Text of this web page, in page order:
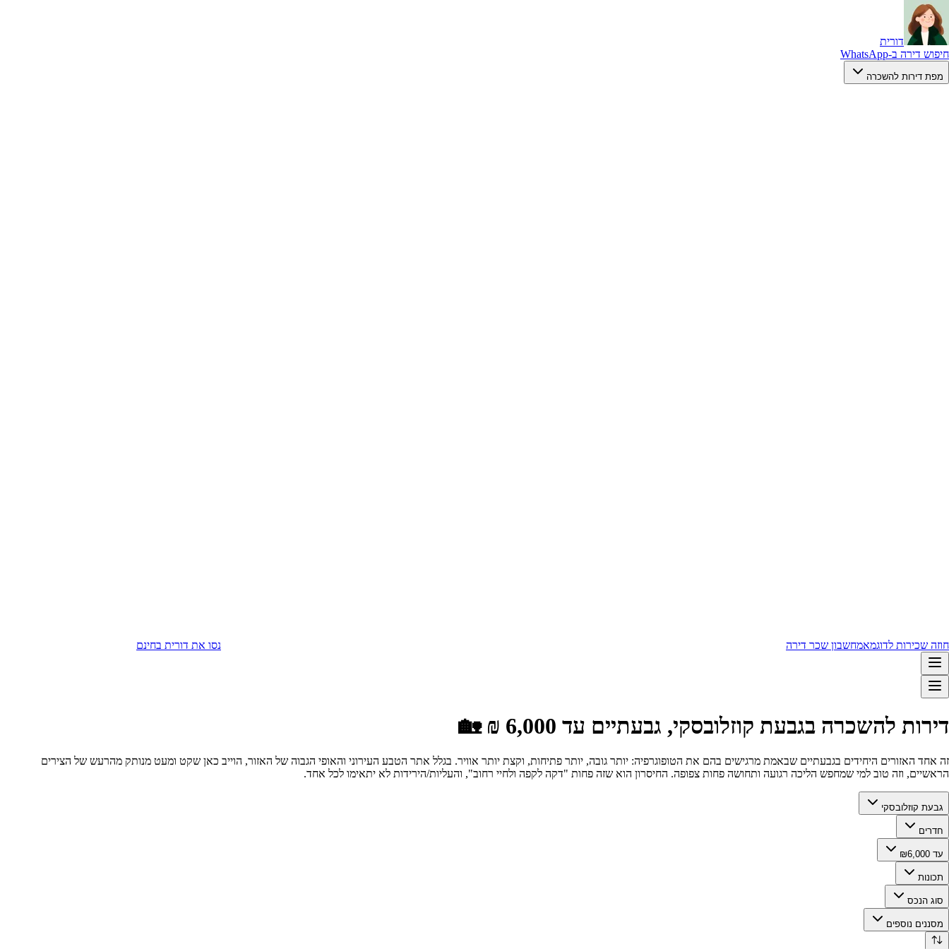
דורית
חיפוש דירה ב-WhatsApp
מפת דירות להשכרה
חוזה שכירות לדוגמאמחשבון שכר דירה נסו את דורית בחינם
דירות להשכרה בגבעת קוזלובסקי, גבעתיים עד 6,000 ₪ 🏡
זה אחד האזורים היחידים בגבעתיים שבאמת מרגישים בהם את הטופוגרפיה: יותר גובה, יותר פתיחות, וקצת יותר אוויר. בגלל אתר הטבע העירוני והאופי הגבוה של האזור, הוייב כאן שקט ומעט מנותק מהרעש של הצירים
הראשיים, וזה טוב למי שמחפש הליכה רגועה ותחושה פחות צפופה. החיסרון הוא שזה פחות "דקה לקפה ולחיי רחוב", והעליות/הירידות לא יתאימו לכל אחד.
גבעת קוזלובסקי
חדרים
עד ₪6,000
תכונות
סוג הנכס
מסננים נוספים